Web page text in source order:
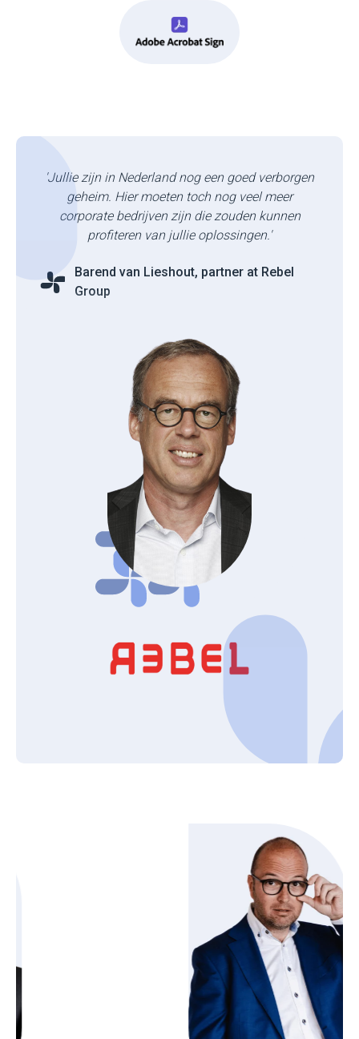
'Jullie zijn in Nederland nog een goed verborgen
geheim. Hier moeten toch nog veel meer
corporate bedrijven zijn die zouden kunnen
profiteren van jullie oplossingen.'
Barend van Lieshout, partner at Rebel
Group